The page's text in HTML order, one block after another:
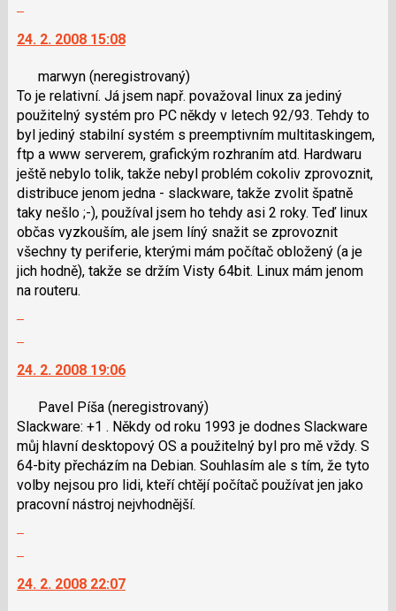
názor
N
následující
a
P
pro
předchozí
nový
názor
další
názor.
K
navigaci
lze
použít
i
klávesy
N
pro
následující
a
P
názor
24. 2. 2008 15:08
marwyn (neregistrovaný)
To je relativní. Já jsem např. považoval linux za jediný
použitelný systém pro PC někdy v letech 92/93. Tehdy to
byl jediný stabilní systém s preemptivním multitaskingem,
ftp a www serverem, grafickým rozhraním atd. Hardwaru
ještě nebylo tolik, takže nebyl problém cokoliv zprovoznit,
distribuce jenom jedna - slackware, takže zvolit špatně
taky nešlo ;-), používal jsem ho tehdy asi 2 roky. Teď linux
občas vyzkouším, ale jsem líný snažit se zprovoznit
všechny ty periferie, kterými mám počítač obložený (a je
jich hodně), takže se držím Visty 64bit. Linux mám jenom
na routeru.
další
názor.
K
navigaci
lze
použít
i
následující
24. 2. 2008 19:06
Pavel Píša (neregistrovaný)
Slackware: +1 . Někdy od roku 1993 je dodnes Slackware
můj hlavní desktopový OS a použitelný byl pro mě vždy. S
64-bity přecházím na Debian. Souhlasím ale s tím, že tyto
volby nejsou pro lidi, kteří chtějí počítač používat jen jako
pracovní nástroj nejvhodnější.
další
24. 2. 2008 22:07